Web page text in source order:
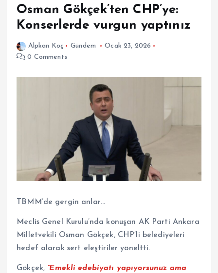
Osman Gökçek’ten CHP’ye:
Konserlerde vurgun yaptınız
Alpkan Koç Gündem
Ocak 23, 2026
0 Comments
TBMM’de gergin anlar…
Meclis Genel Kurulu’nda konuşan AK Parti Ankara
Milletvekili Osman Gökçek, CHP’li belediyeleri
hedef alarak sert eleştiriler yöneltti.
Gökçek, “Emekli edebiyatı yapıyorsunuz ama